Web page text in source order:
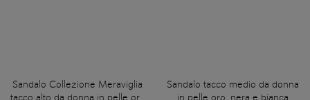
Sandalo Collezione Meraviglia
tacco alto da donna in pelle oro
Sandalo tacco medio da donna
in pelle oro, nera e bianca